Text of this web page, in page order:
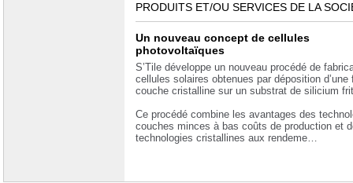
PRODUITS ET/OU SERVICES DE LA
Un nouveau concept de cellules
photovoltaïques
S’Tile développe un nouveau procédé de
cellules solaires obtenues par déposition d’une
couche cristalline sur un substrat de silicium
Ce procédé combine les avantages des
couches minces à bas coûts de production et
technologies cristallines aux rendeme…